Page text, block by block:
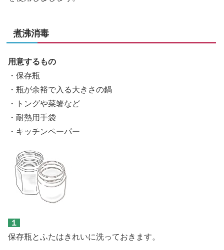
煮沸消毒
用意するもの
・保存瓶
・瓶が余裕で入る大きさの鍋
・トングや菜箸など
・耐熱用手袋
・キッチンペーパー
１
保存瓶とふたはきれいに洗っておきます。